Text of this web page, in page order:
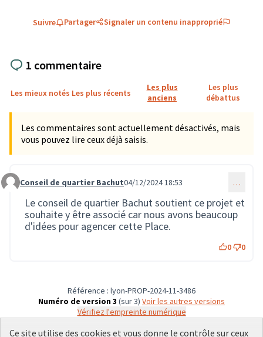
Suivre Partager Signaler un contenu inapproprié
1 commentaire
Les mieux notés Les plus récents
Les plus
anciens
Les plus
débattus
Les commentaires sont actuellement désactivés, mais
vous pouvez lire ceux déjà saisis.
Commentaire 3080
Conseil de quartier Bachut04/12/2024 18:53 …
Le conseil de quartier Bachut soutient ce projet et
souhaite y être associé car nous avons beaucoup
d'idées pour agencer cette Place.
0 0
Référence : lyon-PROP-2024-11-3486
Numéro de version 3 (sur 3)
voir les autres versions
Vérifiez l'empreinte numérique
Ce site utilise des cookies et vous donne le contrôle sur ceux